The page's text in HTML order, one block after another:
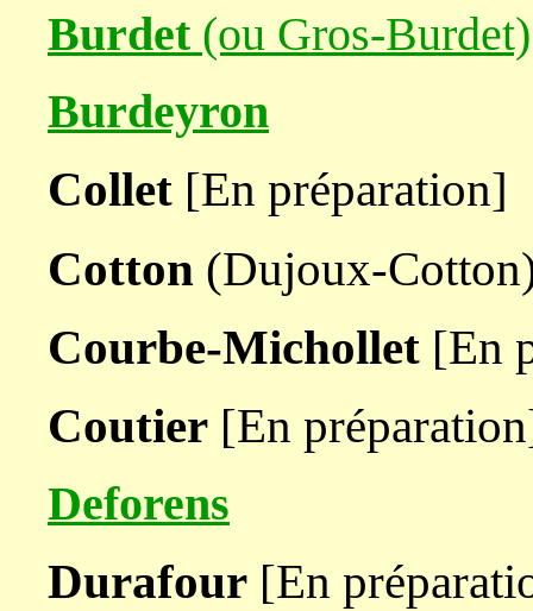
Burdet(ou Gros-Burdet)
Burdeyron
Collet [En préparation]
Cotton (Dujoux-
Courbe-Michollet [En
Coutier [En
Deforens
Durafour [En